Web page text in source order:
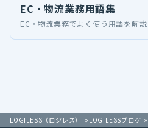
EC・物流業務用語集
EC・物流業務でよく使う用語を解説
LOGILESS（ロジレス） LOGILESSブログ